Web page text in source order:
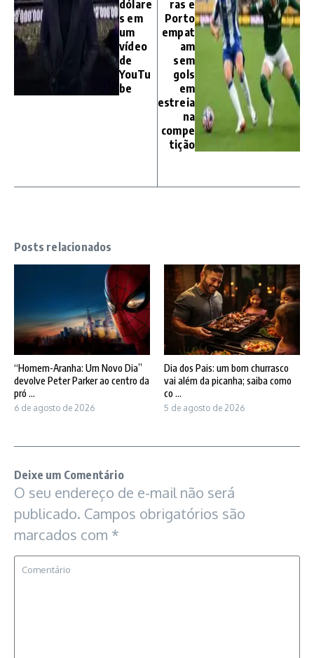
dólare
s em
um
vídeo
de
YouTu
be
ras e
Porto
empat
am
sem
gols
em
estreia
na
compe
tição
Posts relacionados
“Homem-Aranha: Um Novo Dia”
devolve Peter Parker ao centro da
pró ...
6 de agosto de 2026
Dia dos Pais: um bom churrasco
vai além da picanha; saiba como
co ...
5 de agosto de 2026
Deixe um Comentário
O seu endereço de e-mail não será
publicado. Campos obrigatórios são
marcados com *